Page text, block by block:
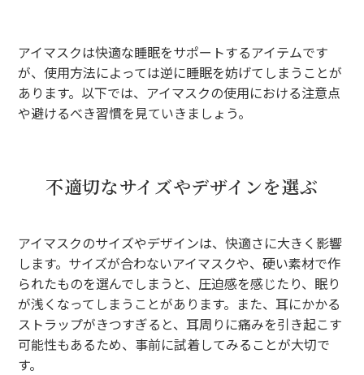
アイマスクは快適な睡眠をサポートするアイテムです
が、使用方法によっては逆に睡眠を妨げてしまうことが
あります。以下では、アイマスクの使用における注意点
や避けるべき習慣を見ていきましょう。
不適切なサイズやデザインを選ぶ
アイマスクのサイズやデザインは、快適さに大きく影響
します。サイズが合わないアイマスクや、硬い素材で作
られたものを選んでしまうと、圧迫感を感じたり、眠り
が浅くなってしまうことがあります。また、耳にかかる
ストラップがきつすぎると、耳周りに痛みを引き起こす
可能性もあるため、事前に試着してみることが大切で
す。